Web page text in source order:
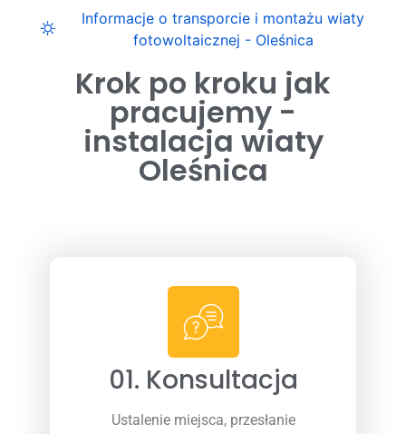
Informacje o transporcie i montażu wiaty
fotowoltaicznej - Oleśnica
Krok po kroku jak
pracujemy -
instalacja wiaty
Oleśnica
01. Konsultacja
Ustalenie miejsca, przesłanie